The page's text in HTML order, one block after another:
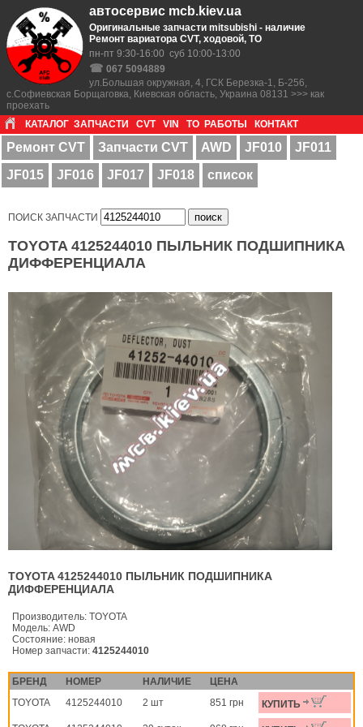
автосервис mcb.kiev.ua
Оригинальные запчасти mitsubishi - наличие
Ремонт вариатора CVT, ходовой, ТО
пн-пт 9:30-16:00 суб 10:00-13:00
☎ 067 5094889
ул.Большая окружная, 4, ГСК Березка-1, Б-256,
с.Софиевская Борщаговка, Киевская область, Украина 08131 >>> как
проехать
КАТАЛОГ ЗАПЧАСТИ CVT VIN ТО РАБОТЫ КОНТАКТ
Ремонт CVT Запчасти CVT AWD JF010
JF011
JF015
JF016 JF017 JF018 список
ПОИСК ЗАПЧАСТИ
TOYOTA 4125244010 ПЫЛЬНИК ПОДШИПНИКА
ДИФФЕРЕНЦИАЛА
TOYOTA 4125244010 ПЫЛЬНИК ПОДШИПНИКА
ДИФФЕРЕНЦИАЛА
Производитель: TOYOTA
Модель: AWD
Состояние: новая
Номер запчасти: 4125244010
БРЕНД НОМЕР НАЛИЧИЕ
ЦЕНА
TOYOTA
4125244010 2 шт 851 грн КУПИТЬ